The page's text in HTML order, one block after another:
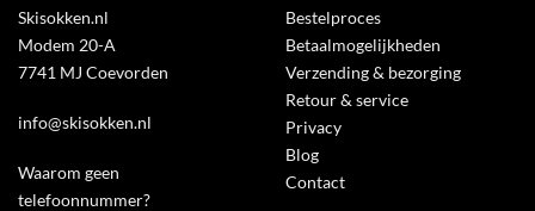
Skisokken.nl
Modem 20-A
7741 MJ Coevorden
info@skisokken.nl
Waarom geen
telefoonnummer?
Bestelproces
Betaalmogelijkheden
Verzending & bezorging
Retour & service
Privacy
Blog
Contact